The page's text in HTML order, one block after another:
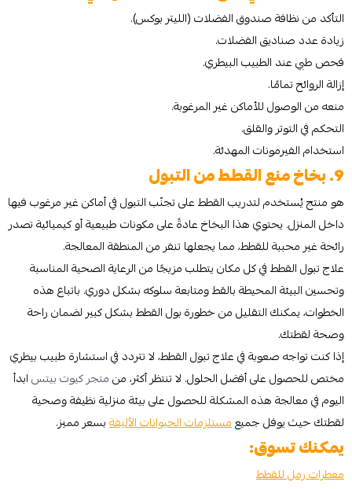
التأكد من نظافة صندوق الفضلات (الليتر بوكس).
زيادة عدد صناديق الفضلات.
فحص طبي عند الطبيب البيطري.
إزالة الروائح تمامًا.
منعه من الوصول للأماكن غير المرغوبة.
التحكم في التوتر والقلق.
استخدام الفيرمونات المهدئة.
9. بخاخ منع القطط من التبول
هو منتج يُستخدم لتدريب القطط على تجنّب التبول في أماكن غير مرغوب فيها
داخل المنزل. يحتوي هذا البخاخ عادةً على مكونات طبيعية أو كيميائية تصدر
رائحة غير محببة للقطط، مما يجعلها تنفر من المنطقة المعالجة.
علاج تبول القطط في كل مكان يتطلب مزيجًا من الرعاية الصحية المناسبة
وتحسين البيئة المحيطة بالقط ومتابعة سلوكه بشكل دوري. باتباع هذه
الخطوات، يمكنك التقليل من خطورة بول القطط بشكل كبير لضمان راحة
وصحة لقطتك.
إذا كنت تواجه صعوبة في علاج تبول القطط، لا تتردد في استشارة طبيب بيطري
مختص للحصول على أفضل الحلول. لا تنتظر أكثر، منمتجر كيوت بيتسابدأ
اليوم في معالجة هذه المشكلة للحصول على بيئة منزلية نظيفة وصحية
لقطتك حيث يوفل جميعمستلزمات الحيوانات الأليفةبسعر مميز.
يمكنك تسوق:
معطرات رمل للقطط